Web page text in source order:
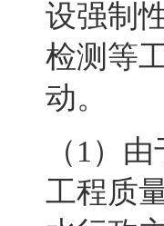
设强制
检测等
动。
（ 1 ）
工程质